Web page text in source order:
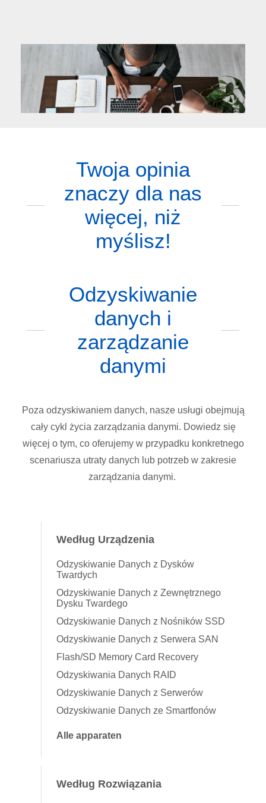
Twoja opinia
znaczy dla nas
więcej, niż
myślisz!
Odzyskiwanie
danych i
zarządzanie
danymi
Poza odzyskiwaniem danych, nasze usługi obejmują
cały cykl życia zarządzania danymi. Dowiedz się
więcej o tym, co oferujemyw przypadku konkretnego
scenariusza utraty danych lub potrzeb w zakresie
zarządzania danymi.
Według Urządzenia
Odzyskiwanie Danych z Dysków
Twardych
Odzyskiwanie Danych z Zewnętrznego
Dysku Twardego
Odzyskiwanie Danych z Nośników SSD
Odzyskiwanie Danych z Serwera SAN
Flash/SD Memory Card Recovery
Odzyskiwania Danych RAID
Odzyskiwanie Danych z Serwerów
Odzyskiwanie Danych ze Smartfonów
Alle apparaten
Według Rozwiązania